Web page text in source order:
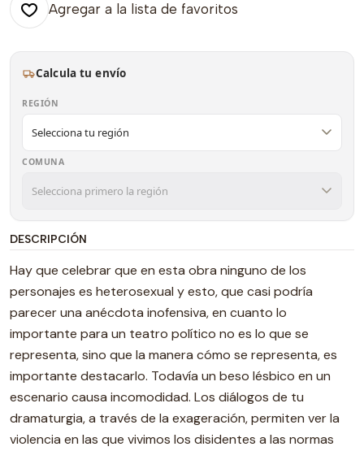
Agregar a la lista de favoritos
Calcula tu envío
REGIÓN
COMUNA
DESCRIPCIÓN
Hay que celebrar que en esta obra ninguno de los
personajes es heterosexual y esto, que casi podría
parecer una anécdota inofensiva, en cuanto lo
importante para un teatro político no es lo que se
representa, sino que la manera cómo se representa, es
importante destacarlo. Todavía un beso lésbico en un
escenario causa incomodidad. Los diálogos de tu
dramaturgia, a través de la exageración, permiten ver la
violencia en las que vivimos los disidentes a las normas